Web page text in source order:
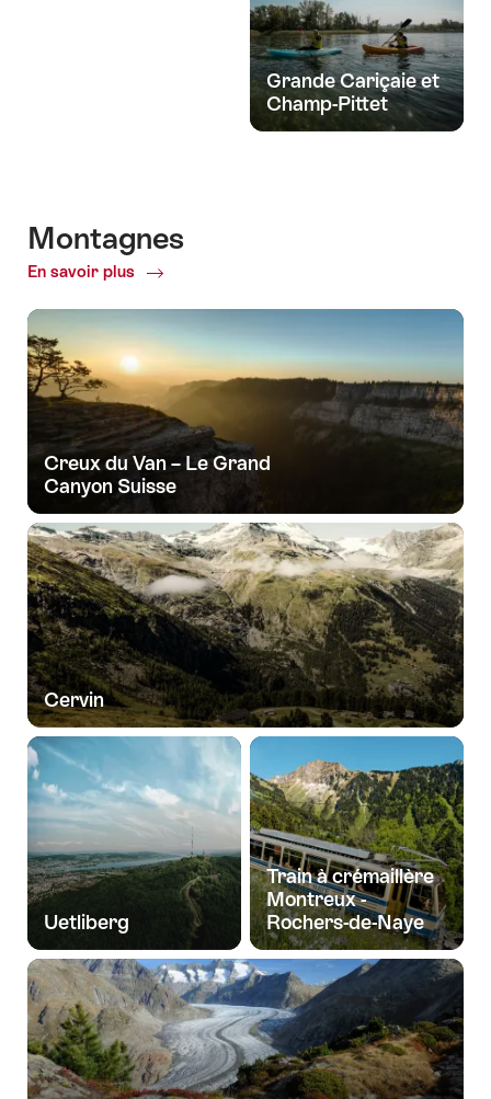
Grande Cariçaie et
Champ-Pittet
Montagnes
En savoir plus
Common.Of
Creux du Van – Le Grand
Canyon Suisse
Cervin
Uetliberg
Train à crémaillère
Montreux -
Rochers-de-Naye